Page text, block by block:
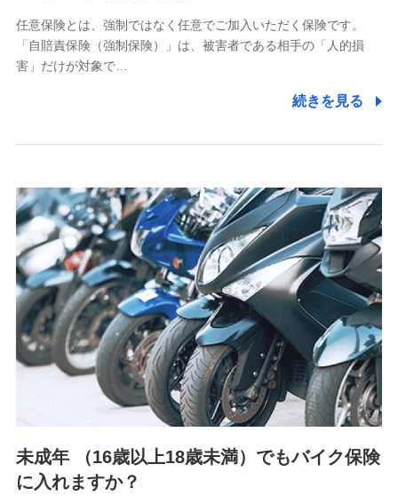
郵便、電話、およびＥメール等により、当社と取引のあるも
しくは委託を受けている保険会社・提携会社の保険その他に
関する情報を提供し、金融商品等の契約を勧奨するため、ま
た維持管理等の委託業務遂行のため、またそれらに付帯、関
（なお、当社は複数の保険会社と取引があり、取得した個人
3.セミナー募集サイトから取得した個人情報
各種セミナーの案内、開催のため
上記に係る連絡・手続き・管理等付帯業務を行うため
4.家族・友達紹介にて取得した個人情報
被紹介者への連絡、及び当社と取引のあるもしくは委託を受
けている保険会社・提携会社の保険その他に関する情報を提
供し、金融商品等の契約を勧奨するため
アンケートやキャンペーン等の実施のため
上記に係る連絡・手続き・管理等付帯業務を行うため
5.通話録音にて取得する情報
電話対応の品質向上およびお問合せ内容の正確な把握のため
6.採用応募者の個人情報
任意保険とは、強制ではなく任意でご加入いただく保険です。
「自賠責保険（強制保険）」は、被害者である相手の「人的損
害」だけが対象で…
続きを見る
未成年 （16歳以上18歳未満）でもバイク保険
に入れますか？